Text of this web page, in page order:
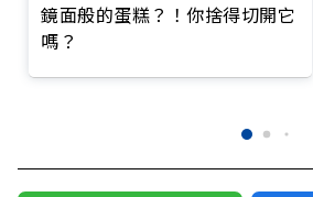
鏡面般的蛋糕？！你捨得切開它
嗎？